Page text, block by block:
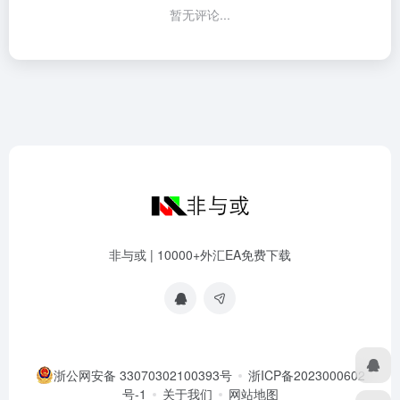
暂无评论...
非与或 | 10000+外汇EA免费下载
浙公网安备 33070302100393号
浙ICP备2023000602
号-1
关于我们 网站地图